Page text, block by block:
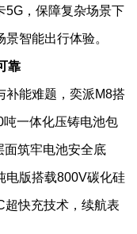
5G，保障复杂场景下
智能出行体验。
靠
补能难题，奕派M8搭
一体化压铸电池包
面筑牢电池安全底
电版搭载800V碳化硅
超快充技术，续航表